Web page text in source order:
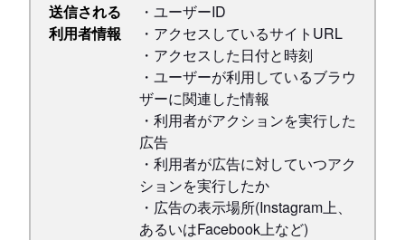
送信される
利用者情報
・ユーザーID
・アクセスしているサイトURL
・アクセスした日付と時刻
・ユーザーが利用しているブラウ
ザーに関連した情報
・利用者がアクションを実行した
広告
・利用者が広告に対していつアク
ションを実行したか
・広告の表示場所(Instagram上、
あるいはFacebook上など)